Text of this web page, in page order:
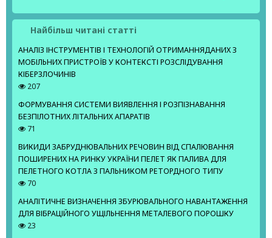
Найбільш читані статті
АНАЛІЗ ІНСТРУМЕНТІВ І ТЕХНОЛОГІЙ ОТРИМАННЯДАНИХ З
МОБІЛЬНИХ ПРИСТРОЇВ У КОНТЕКСТІ РОЗСЛІДУВАННЯ
КІБЕРЗЛОЧИНІВ
207
ФОРМУВАННЯ СИСТЕМИ ВИЯВЛЕННЯ І РОЗПІЗНАВАННЯ
БЕЗПІЛОТНИХ ЛІТАЛЬНИХ АПАРАТІВ
71
ВИКИДИ ЗАБРУДНЮВАЛЬНИХ РЕЧОВИН ВІД СПАЛЮВАННЯ
ПОШИРЕНИХ НА РИНКУ УКРАЇНИ ПЕЛЕТ ЯК ПАЛИВА ДЛЯ
ПЕЛЕТНОГО КОТЛА З ПАЛЬНИКОМ РЕТОРДНОГО ТИПУ
70
АНАЛІТИЧНЕ ВИЗНАЧЕННЯ ЗБУРЮВАЛЬНОГО НАВАНТАЖЕННЯ
ДЛЯ ВІБРАЦІЙНОГО УЩІЛЬНЕННЯ МЕТАЛЕВОГО ПОРОШКУ
23